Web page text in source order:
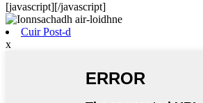
[javascript][/javascript]
Cuir Post-d
x